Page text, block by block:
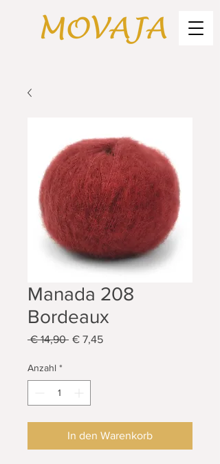
Manada 208
Bordeaux
€ 14,90 Standardpreis
€ 7,45Sale-
Anzahl *
In den Warenkorb